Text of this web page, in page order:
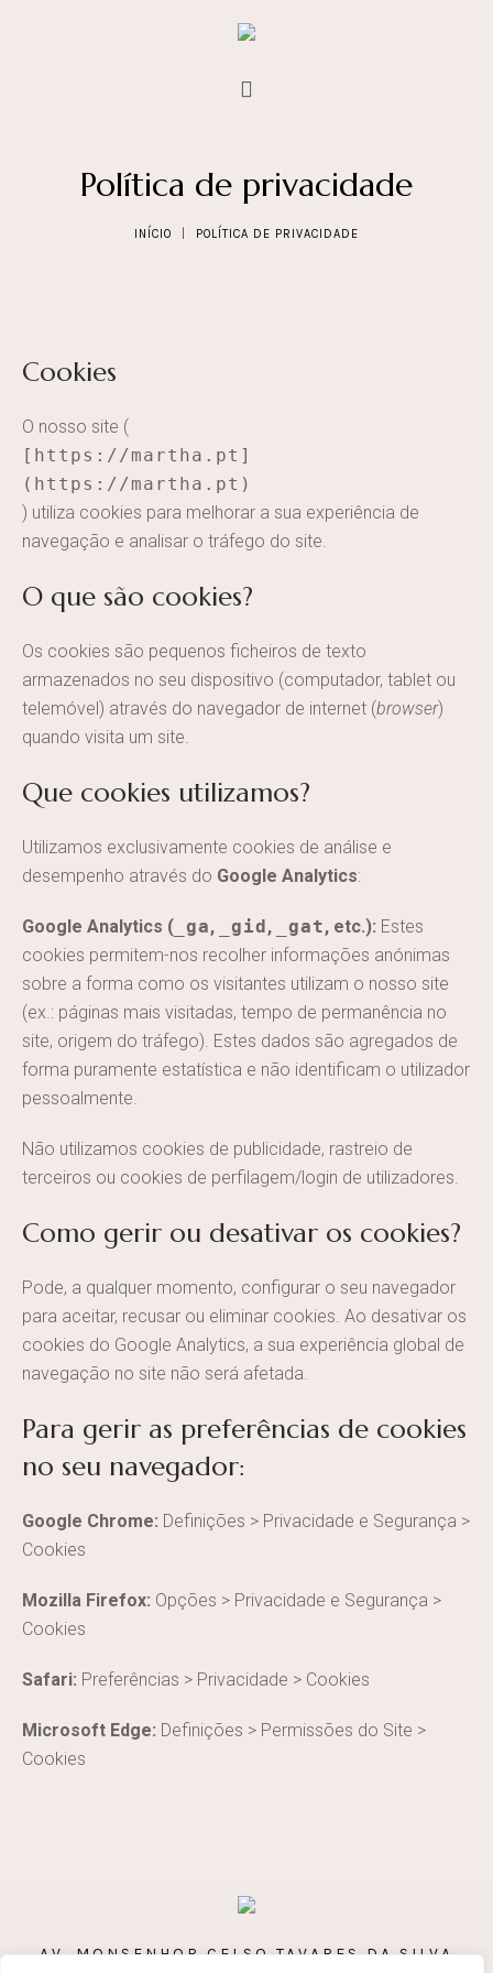
Política de privacidade
INÍCIO POLÍTICA DE PRIVACIDADE
Cookies
O nosso site (
[https://martha.pt]
(https://martha.pt)
) utiliza cookies para melhorar a sua experiência de
navegação e analisar o tráfego do site.
O que são cookies?
Os cookies são pequenos ficheiros de texto
armazenados no seu dispositivo (computador, tablet ou
telemóvel) através do navegador de internet (browser)
quando visita um site.
Que cookies utilizamos?
Utilizamos exclusivamente cookies de análise e
desempenho através do Google Analytics:
Google Analytics ( _ga, _gid, _gat, etc.): Estes
cookies permitem-nos recolher informações anónimas
sobre a forma como os visitantes utilizam o nosso site
(ex.: páginas mais visitadas, tempo de permanência no
site, origem do tráfego). Estes dados são agregados de
forma puramente estatística e não identificam o utilizador
pessoalmente.
Não utilizamos cookies de publicidade, rastreio de
terceiros ou cookies de perfilagem/login de utilizadores.
Como gerir ou desativar os cookies?
Pode, a qualquer momento, configurar o seu navegador
para aceitar, recusar ou eliminar cookies. Ao desativar os
cookies do Google Analytics, a sua experiência global de
navegação no site não será afetada.
Para gerir as preferências de cookies
no seu navegador:
Google Chrome: Definições > Privacidade e Segurança >
Cookies
Mozilla Firefox: Opções > Privacidade e Segurança >
Cookies
Safari: Preferências > Privacidade > Cookies
Microsoft Edge: Definições > Permissões do Site >
Cookies
AV. MONSENHOR CELSO TAVARES DA SILVA